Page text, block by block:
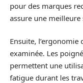
pour des marques
assure une
Ensuite,
examinée. Les
permettent une
fatigue durant les